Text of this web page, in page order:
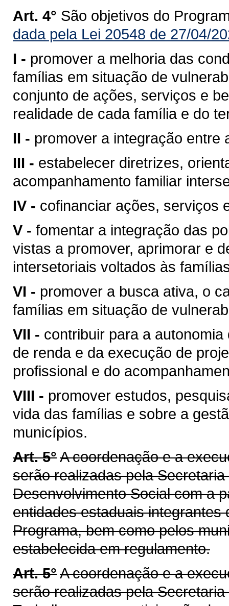
Art. 4° São objetivos do
dada pela Lei 20548 de 27/04/
I - promover a melhoria das
famílias em situação de
conjunto de ações, serviços e
realidade de cada família e do
II - promover a integração entre
III - estabelecer diretrizes,
acompanhamento familiar
IV - cofinanciar ações, serviços
V - fomentar a integração das
vistas a promover, aprimorar e
intersetoriais voltados às
VI - promover a busca ativa, o
famílias em situação de
VII - contribuir para a
de renda e da execução de
profissional e do
VIII - promover estudos,
vida das famílias e sobre a
municípios.
Art. 5°A coordenação e a
serão realizadas pela
Desenvolvimento Social com a
entidades estaduais
Programa, bem como pelos
estabelecida em regulamento.
Art. 5°A coordenação e a
serão realizadas pela